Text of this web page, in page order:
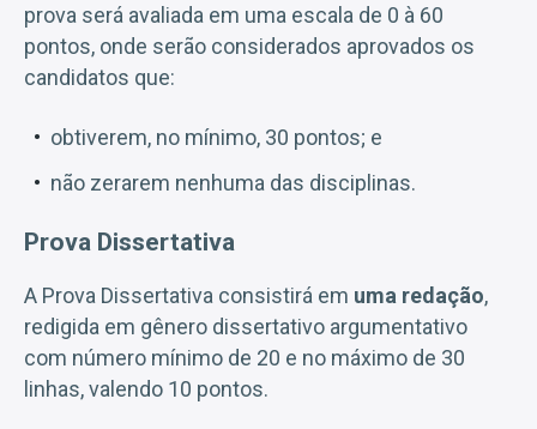
prova será avaliada em uma escala de 0 à 60
pontos, onde serão considerados aprovados os
candidatos que:
obtiverem, no mínimo, 30 pontos; e
não zerarem nenhuma das disciplinas.
Prova Dissertativa
A Prova Dissertativa consistirá em uma redação,
redigida em gênero dissertativo argumentativo
com número mínimo de 20 e no máximo de 30
linhas, valendo 10 pontos.